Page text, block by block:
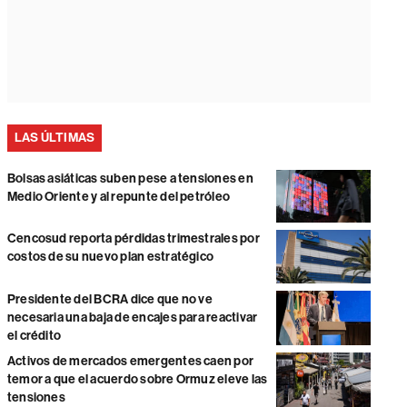
LAS ÚLTIMAS
Bolsas asiáticas suben pese a tensiones en
Medio Oriente y al repunte del petróleo
Cencosud reporta pérdidas trimestrales por
costos de su nuevo plan estratégico
Presidente del BCRA dice que no ve
necesaria una baja de encajes para reactivar
el crédito
Activos de mercados emergentes caen por
temor a que el acuerdo sobre Ormuz eleve las
tensiones